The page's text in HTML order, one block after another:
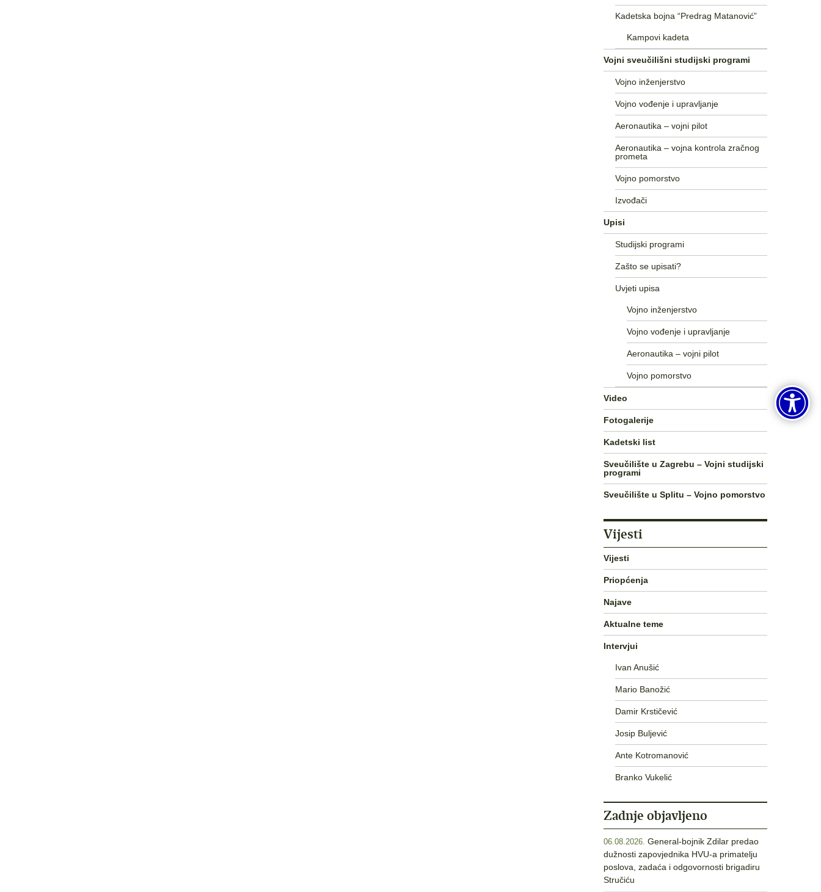
Kadetska bojna “Predrag Matanović”
Kampovi kadeta
Vojni sveučilišni studijski programi
Vojno inženjerstvo
Vojno vođenje i upravljanje
Aeronautika – vojni pilot
Aeronautika – vojna kontrola zračnog
prometa
Vojno pomorstvo
Izvođači
Upisi
Studijski programi
Zašto se upisati?
Uvjeti upisa
Vojno inženjerstvo
Vojno vođenje i upravljanje
Aeronautika – vojni pilot
Vojno pomorstvo
Video
Fotogalerije
Kadetski list
Sveučilište u Zagrebu – Vojni studijski
programi
Sveučilište u Splitu – Vojno pomorstvo
Vijesti
Vijesti
Priopćenja
Najave
Aktualne teme
Intervjui
Ivan Anušić
Mario Banožić
Damir Krstičević
Josip Buljević
Ante Kotromanović
Branko Vukelić
Zadnje objavljeno
06.08.2026. General-bojnik Zdilar predao
dužnosti zapovjednika HVU-a primatelju
poslova, zadaća i odgovornosti brigadiru
Stručiću